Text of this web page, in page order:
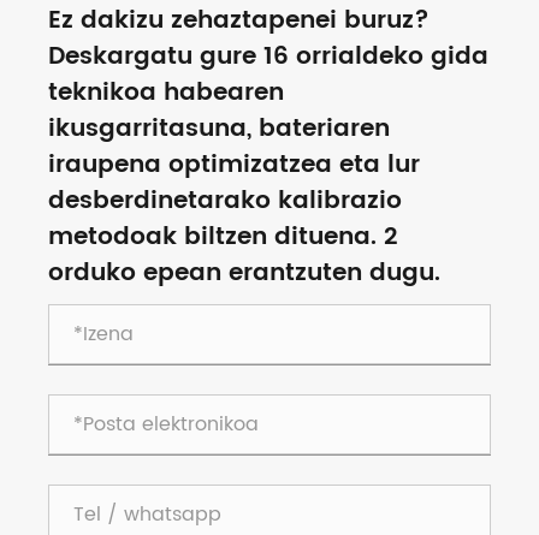
Ez dakizu zehaztapenei buruz?
Deskargatu gure 16 orrialdeko gida
teknikoa habearen
ikusgarritasuna, bateriaren
iraupena optimizatzea eta lur
desberdinetarako kalibrazio
metodoak biltzen dituena. 2
orduko epean erantzuten dugu.